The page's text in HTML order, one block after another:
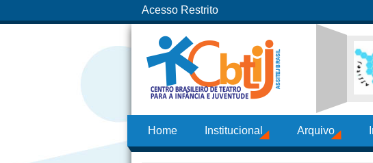
Acesso Restrito
Home Institucional Arquivo